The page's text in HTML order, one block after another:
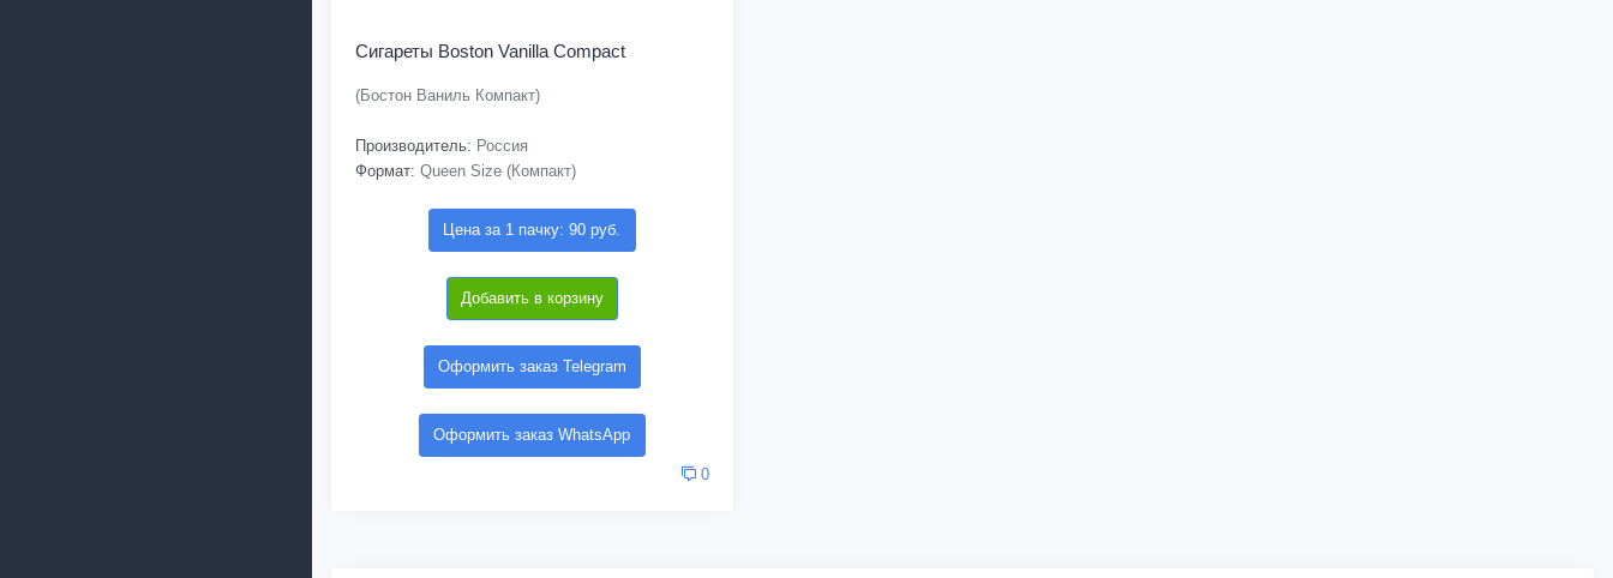
Сигареты Boston Vanilla Compact
(Бостон Ваниль Компакт)
Производитель: Россия
Формат: Queen Size (Компакт)
Цена за 1 пачку: 90 руб.
Добавить в корзину
Оформить заказ Telegram
Оформить заказ WhatsApp
0